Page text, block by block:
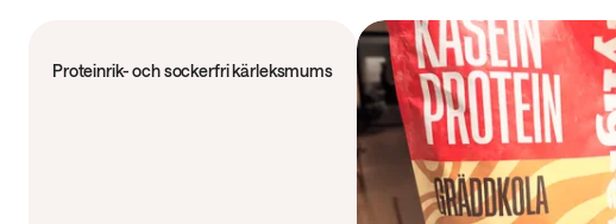
Proteinrik- och sockerfri kärleksmums